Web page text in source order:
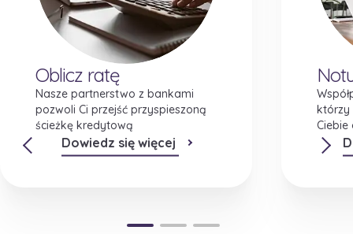
Oblicz ratę
Nasze partnerstwo z bankami
pozwoli Ci przejść przyspieszoną
ścieżkę kredytową
Dowiedz się więcej
którzy